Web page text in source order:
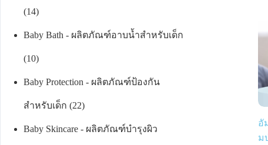
อั
ม
14
Baby Bath - ผลิตภัณฑ์อาบน้ำสำหรับเด็ก
10
Baby Protection - ผลิตภัณฑ์ป้องกัน
สำหรับเด็ก 22
Baby Skincare - ผลิตภัณฑ์บำรุงผิว